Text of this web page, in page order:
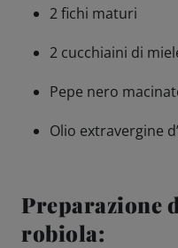
2 fichi maturi
2 cucchiaini di
Pepe nero
Olio extravergine
Preparazione
robiola: